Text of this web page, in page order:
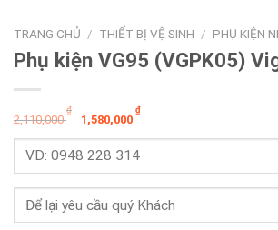
TRANG CHỦ / THIẾT BỊ VỆ SINH / PHỤ KIỆN
Phụ kiện VG95 (VGPK05)
2,110,000
₫
Giá
gốc
là:
2,110,000 ₫.
1,580,000
₫Giá
hiện
tại
là:
1,580,000 ₫.